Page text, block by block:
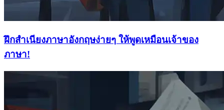
ฝึกสําเนียงภาษาอังกฤษง่ายๆ ให้พูดเหมือนเจ้าของ
ภาษา!